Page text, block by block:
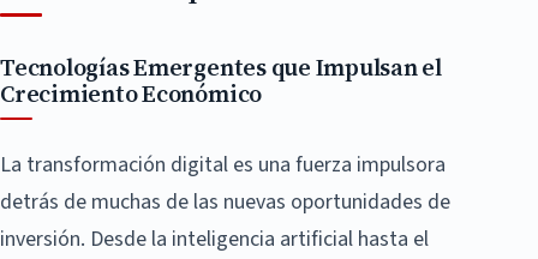
Tecnologías Emergentes que Impulsan el
Crecimiento Económico
La transformación digital es una fuerza impulsora
detrás de muchas de las nuevas oportunidades de
inversión. Desde la inteligencia artificial hasta el